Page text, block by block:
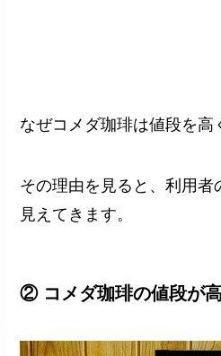
なぜコメダ珈琲は値段を高
その理由を見ると、利用者
見えてきます。
② コメダ珈琲の値段が